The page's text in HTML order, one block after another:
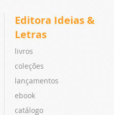
Editora Ideias &
Letras
livros
coleções
lançamentos
ebook
catálogo